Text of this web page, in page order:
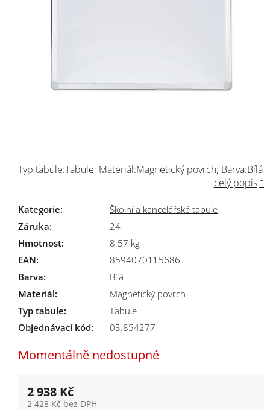
Momentálně nedostupné
Typ tabule:Tabule; Materiál:Magnetický povrch; Barva:Bílá
celý popis
Kategorie:
Školní a kancelářské tabule
Záruka:
24
Hmotnost:
8.57 kg
EAN:
8594070115686
Barva:
Bílá
Materiál:
Magnetický povrch
Typ tabule:
Tabule
Objednávací kód:
03.854277
2 938 Kč
2 428 Kč bez DPH